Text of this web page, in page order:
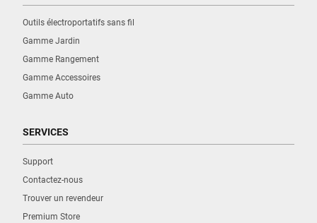
Outils électroportatifs sans fil
Gamme Jardin
Gamme Rangement
Gamme Accessoires
Gamme Auto
SERVICES
Support
Contactez-nous
Trouver un revendeur
Premium Store